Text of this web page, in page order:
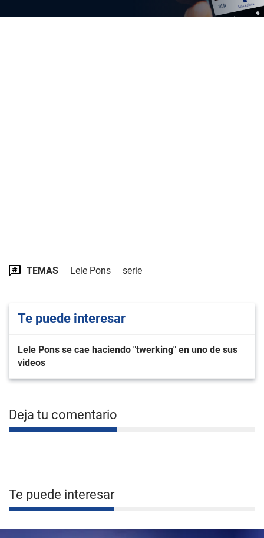
TEMAS Lele Pons serie
Te puede interesar
Lele Pons se cae haciendo "twerking" en uno de sus
videos
Deja tu comentario
Te puede interesar